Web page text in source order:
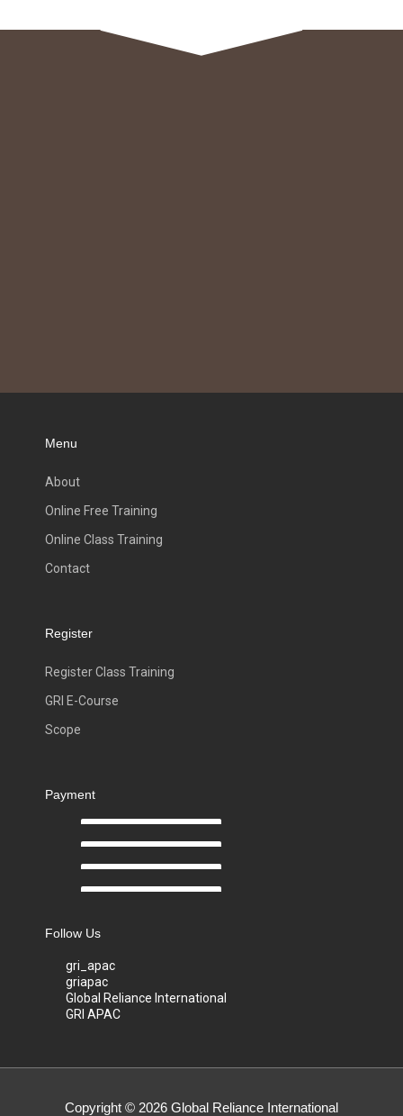
Menu
About
Online Free Training
Online Class Training
Contact
Register
Register Class Training
GRI E-Course
Scope
Payment
Follow Us
gri_apac
griapac
Global Reliance International
GRI APAC
Copyright © 2026 Global Reliance International